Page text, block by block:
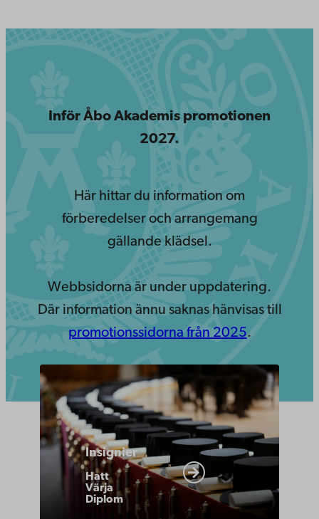
Inför Åbo Akademis promotionen
2027.
Här hittar du information om
förberedelser och arrangemang
gällande klädsel.
Webbsidorna är under uppdatering.
Där information ännu saknas hänvisas till
promotionssidorna från 2025.
Insignier
Hatt
Värja
Diplom
https://www.abo.fi/om-
abo-
akademi/akademiska-
traditioner/promotionstarttest/